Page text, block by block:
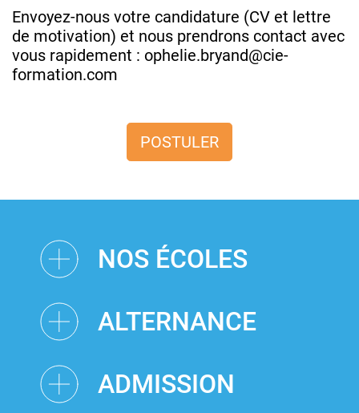
Envoyez-nous votre candidature (CV et lettre
de motivation) et nous prendrons contact avec
vous rapidement : ophelie.bryand@cie-
formation.com
POSTULER
NOS ÉCOLES
ALTERNANCE
ADMISSION